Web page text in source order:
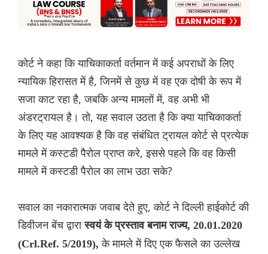
कोर्ट ने कहा कि याचिकाकर्ता वर्तमान में कई अपराधों के लिए
न्यायिक हिरासत में है, जिनमें से कुछ में वह एक दोषी के रूप में
सजा काट रहा है, जबकि अन्य मामलों में, वह अभी भी
अंडरट्रायल है। तो, यह सवाल उठता है कि क्या याचिकाकर्ता
के लिए यह आवश्यक है कि वह संबंधित ट्रायल कोर्ट से प्रत्येक
मामले में कस्टडी पैरोल प्राप्त करे, इससे पहले कि वह किसी
मामले में कस्टडी पैरोल का लाभ उठा सके?
सवाल का नकारात्मक जवाब देते हुए, कोर्ट ने दिल्ली हाईकोर्ट की
डिवीजन बेंच द्वारास्वयं के प्रस्ताव बनाम राज्य, 20.01.2020
(Crl.Ref. 5/2019),के मामले में दिए एक फैसले का उल्लेख